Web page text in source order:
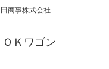
商事株式会社
Ｋワゴン